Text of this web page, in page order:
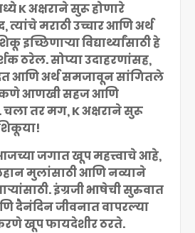
K अक्षराने सुरू होणारे
त्यांचे मराठी उच्चार आणि अर्थ
इच्छिणाऱ्या विद्यार्थ्यांसाठी हे
ठरेल. सोप्या उदाहरणांसह,
आणि अर्थ समजावून सांगितले
आणखी सहज आणि
तर मग, K अक्षराने सुरू
जगात खूप महत्त्वाचे आहे,
मुलांसाठी आणि नव्याने
इंग्रजी भाषेची सुरुवात
दैनंदिन जीवनात वापरल्या
खूप फायदेशीर ठरते.